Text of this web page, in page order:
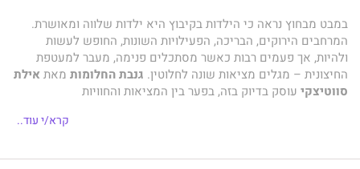
במבט מבחוץ נראה כי הילדות בקיבוץ היא ילדות שלווה ומאושרת.
המרחבים הירוקים, הבריכה, הפעילויות השונות, החופש לעשות
ולהיות, אך פעמים רבות כאשר מסתכלים פנימה, מעבר למעטפת
החיצונית – מגלים מציאות שונה לחלוטין. גנבת החלומות מאתאילת
סווטיצקי עוסק בדיוק בזה, בפער בין המציאות והחוויות
קרא/י עוד..